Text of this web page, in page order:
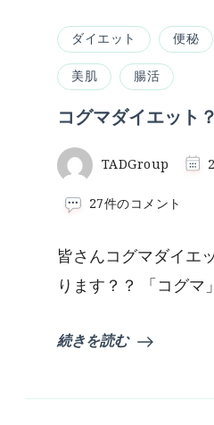
ダイエット 便秘
美肌 腸活
コグマダイエット
TADGroup
コ
ダ
イ
エ
ト？？
へ
27件のコメント
皆さんコグマダイエ
ります？？ 「コグマ
続きを読む